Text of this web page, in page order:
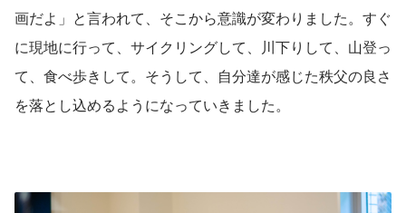
画だよ」と言われて、そこから意識が変わりました。すぐ
に現地に行って、サイクリングして、川下りして、山登っ
て、食べ歩きして。そうして、自分達が感じた秩父の良さ
を落とし込めるようになっていきました。